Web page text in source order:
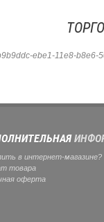
ebe1-11e8-b8e6-
в интернет-магазине?
товара
оферта